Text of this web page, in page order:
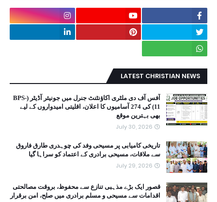
LATEST CHRISTIAN NEWS
آفس آف دی ملٹری اکاؤنٹنٹ جنرل میں جونیئر آڈیٹر (BPS-
11) کی 274 آسامیوں کا اعلان، اقلیتی امیدواروں کے لیے
بھی بہترین موقع
July 30, 2026
تاریخی کامیابی پر مسیحی وفد کی چوہدری طارق فاروق
سے ملاقات، مسیحی برادری کے اعتماد کو سراہا گیا
July 29, 2026
قصور ایک بڑے مذہبی تنازع سے محفوظ، بروقت مصالحتی
اقدامات سے مسیحی و مسلم برادری میں صلح، امن برقرار